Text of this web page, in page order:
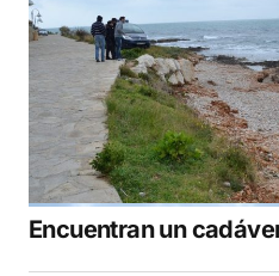
Encuentran un